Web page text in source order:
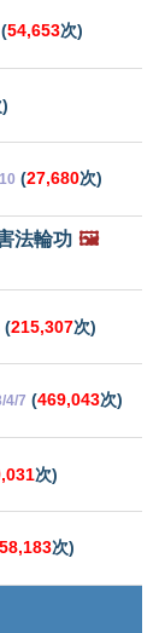
(54,653次)
(27,680次)
法輪功 🖼️
(215,307次)
4/7 (469,043次)
次)
58,183次)